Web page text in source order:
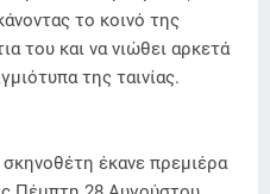
το κοινό της
του και να νιώθει αρκετά
της ταινίας.
έκανε πρεμιέρα